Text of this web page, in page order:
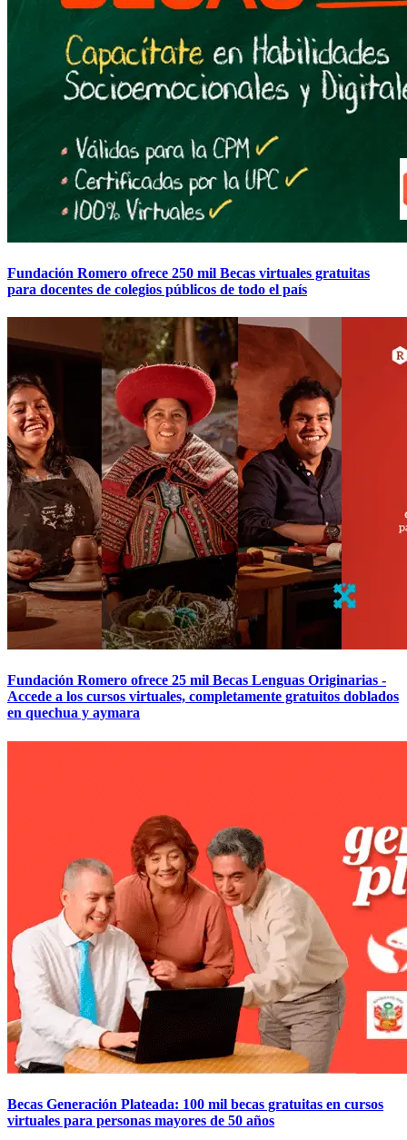
Fundación Romero ofrece 250 mil Becas virtuales gratuitas
para docentes de colegios públicos de todo el país
Fundación Romero ofrece 25 mil Becas Lenguas Originarias -
Accede a los cursos virtuales, completamente gratuitos doblados
en quechua y aymara
Becas Generación Plateada: 100 mil becas gratuitas en cursos
virtuales para personas mayores de 50 años